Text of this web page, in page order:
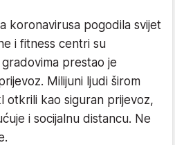
koronavirusa pogodila svijet
i fitness centri su
prestao je
Milijuni ljudi širom
otkrili kao siguran prijevoz,
i socijalnu distancu. Ne